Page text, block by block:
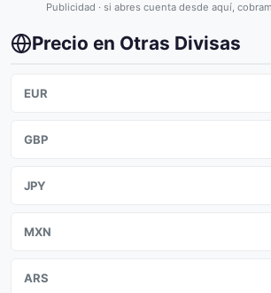
Publicidad · si abres cuenta desde aquí,
Precio en Otras Divisas
EUR
GBP
JPY
MXN
ARS